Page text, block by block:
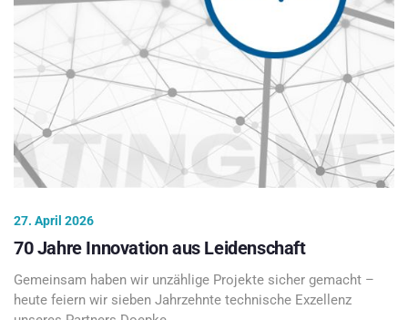
27. April 2026
70 Jahre Innovation aus Leidenschaft
Gemeinsam haben wir unzählige Projekte sicher gemacht –
heute feiern wir sieben Jahrzehnte technische Exzellenz